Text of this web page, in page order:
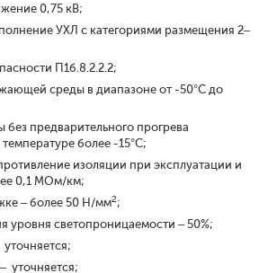
0,75 кВ;
УХЛ с категориями размещения 2–
П1б.8.2.2.2;
среды в диапазоне от -50°С до
предварительного прогрева
более -15°С;
изоляции при эксплуатации и
0,1 МОм/км;
– более 50 Н/мм2;
уровня светопроницаемости – 50%;
уточняется;